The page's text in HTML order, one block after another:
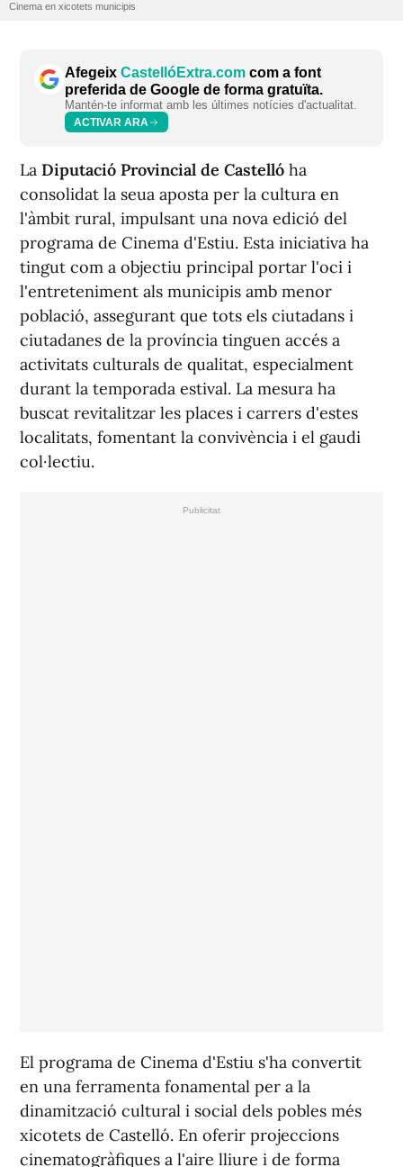
Cinema en xicotets municipis
Afegeix CastellóExtra.com com a font
preferida de Google de forma gratuïta.
Mantén-te informat amb les últimes notícies d'actualitat.
ACTIVAR ARA
La Diputació Provincial de Castelló ha
consolidat la seua aposta per la cultura en
l'àmbit rural, impulsant una nova edició del
programa de Cinema d'Estiu. Esta iniciativa ha
tingut com a objectiu principal portar l'oci i
l'entreteniment als municipis amb menor
població, assegurant que tots els ciutadans i
ciutadanes de la província tinguen accés a
activitats culturals de qualitat, especialment
durant la temporada estival. La mesura ha
buscat revitalitzar les places i carrers d'estes
localitats, fomentant la convivència i el gaudi
col·lectiu.
El programa de Cinema d'Estiu s'ha convertit
en una ferramenta fonamental per a la
dinamització cultural i social dels pobles més
xicotets de Castelló. En oferir projeccions
cinematogràfiques a l'aire lliure i de forma